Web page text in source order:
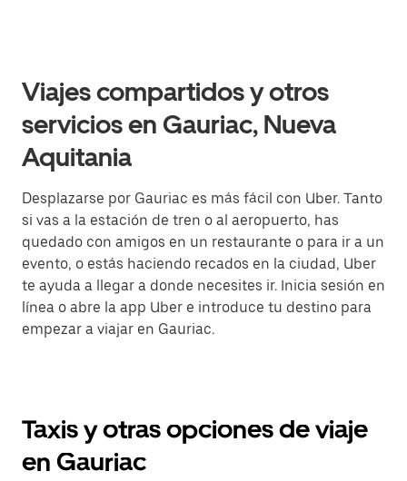
Viajes compartidos y otros
servicios en Gauriac, Nueva
Aquitania
Desplazarse por Gauriac es más fácil con Uber. Tanto
si vas a la estación de tren o al aeropuerto, has
quedado con amigos en un restaurante o para ir a un
evento, o estás haciendo recados en la ciudad, Uber
te ayuda a llegar a donde necesites ir. Inicia sesión en
línea o abre la app Uber e introduce tu destino para
empezar a viajar en Gauriac.
Taxis y otras opciones de viaje
en Gauriac